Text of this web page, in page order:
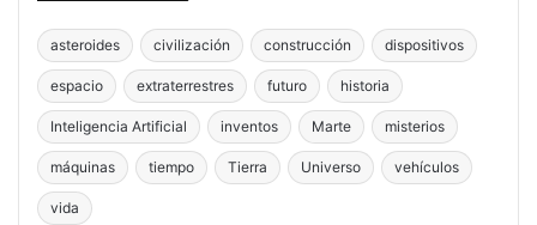
asteroides civilización construcción dispositivos
espacio extraterrestres futuro historia
Inteligencia Artificial inventos Marte misterios
máquinas tiempo Tierra Universo vehículos
vida